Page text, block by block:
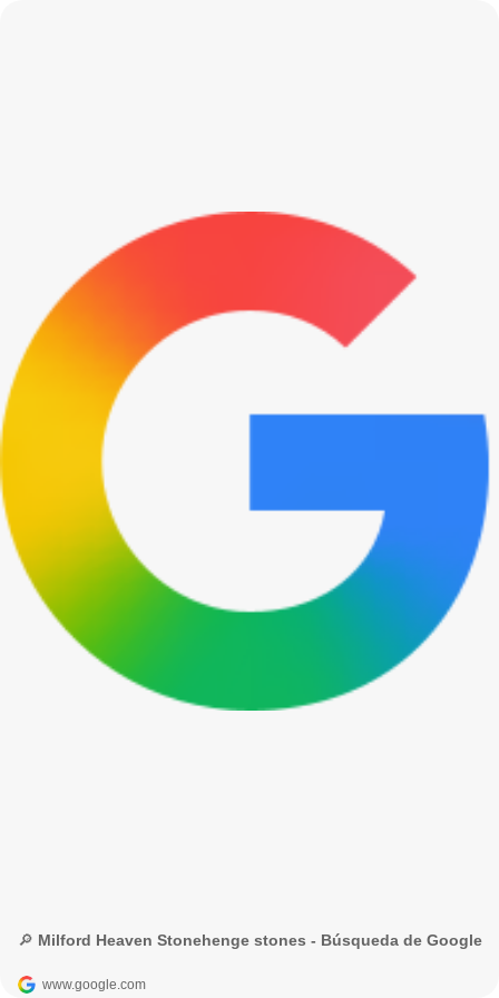
🔎 Milford Heaven Stonehenge stones - Búsqueda de Google
www.google.com